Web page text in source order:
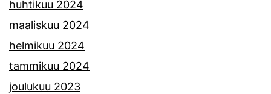
huhtikuu 2024
maaliskuu 2024
helmikuu 2024
tammikuu 2024
joulukuu 2023